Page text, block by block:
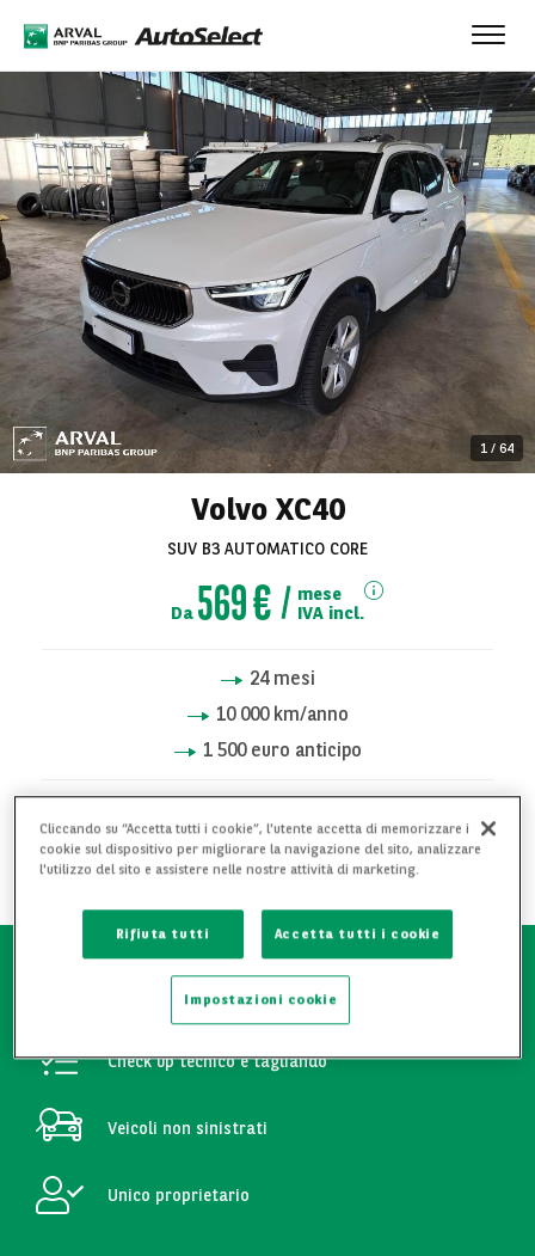
1 / 64
Volvo XC40
SUV B3 AUTOMATICO CORE
Da 569 €
mese
IVA incl.
24mesi
10 000km/anno
1 500 euro anticipo
RICHIEDI INFORMAZIONI
AGGIUNGI AI PREFERITI
Attestato manutentivo
Check up tecnico e tagliando
Veicoli non sinistrati
Unico proprietario
Cliccando su “Accetta tutti i cookie”, l'utente accetta di memorizzare i
cookie sul dispositivo per migliorare la navigazione del sito, analizzare
l'utilizzo del sito e assistere nelle nostre attività di marketing.
Rifiuta tutti Accetta tutti i cookie
Impostazioni cookie